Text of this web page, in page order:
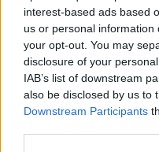
interest-based ads based
us or personal
your opt-out. You may
disclosure of your
IAB’s list of downstream
also be disclosed by us to
Downstream Participants